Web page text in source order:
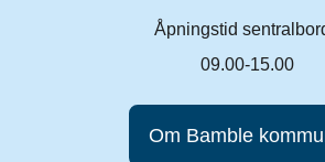
Åpningstid
09.00-15.00
Om Bamble